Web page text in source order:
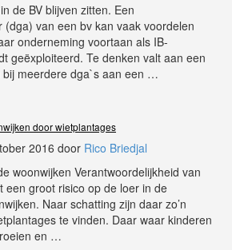
de BV blijven zitten. Een
(dga) van een bv kan vaak voordelen
onderneming voortaan als IB-
geëxploiteerd. Te denken valt aan een
meerdere dga`s aan een …
door wietplantages
2016 door Rico Briedjal
woonwijken Verantwoordelijkheid van
een groot risico op de loer in de
Naar schatting zijn daar zo’n
te vinden. Daar waar kinderen
en …